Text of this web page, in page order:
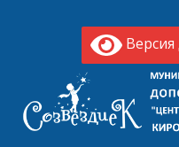
Версия